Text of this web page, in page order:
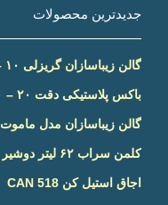
جدیدترین محصولات
گالن زیباسازان گریزلی ۱۰ – ۲۰ لیتری
باکس پلاستیکی دقت ۲۰ – ۴۰ – ۸۰ – ۱۲۰...
گالن زیباسازان مدل ماموت ۵ – ۱۰ – ۲۰ لیتر
کلمن سراب ۶۲ لیتر دوشیر
اجاق استیل کن CAN 518